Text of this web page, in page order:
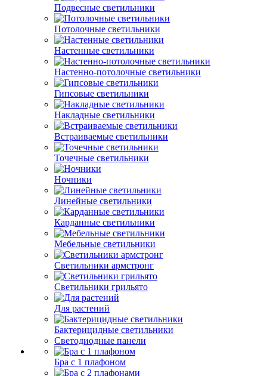
Подвесные светильники
Потолочные светильники
Настенные светильники
Настенно-потолочные светильники
Гипсовые светильники
Накладные светильники
Встраиваемые светильники
Точечные светильники
Ночники
Линейные светильники
Карданные светильники
Мебельные светильники
Светильники армстронг
Светильники грильято
Для растений
Бактерицидные светильники
Светодиодные панели
Бра с 1 плафоном